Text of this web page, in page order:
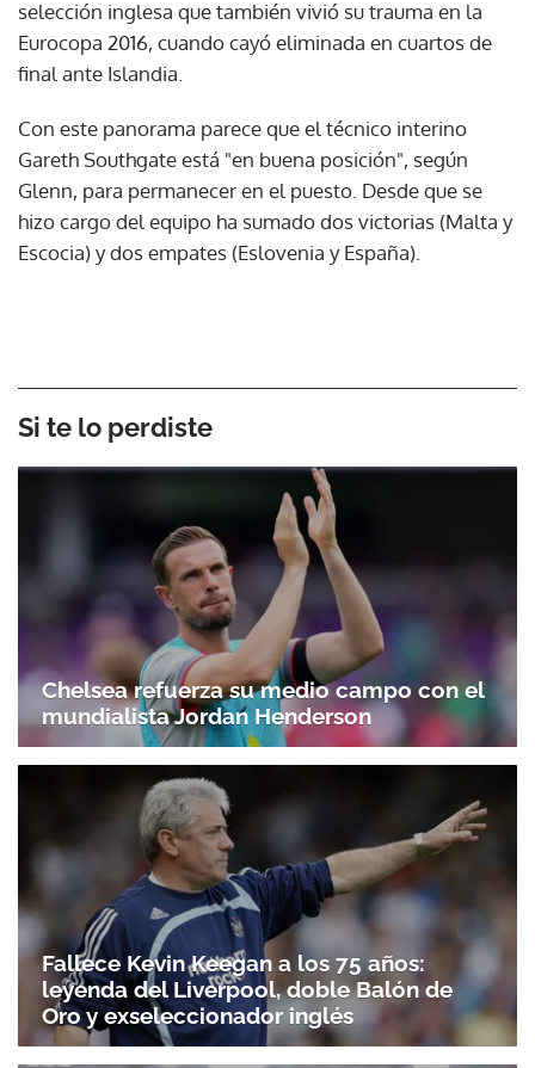
selección inglesa que también vivió su trauma en la
Eurocopa 2016, cuando cayó eliminada en cuartos de
final ante Islandia.
Con este panorama parece que el técnico interino
Gareth Southgate está "en buena posición", según
Glenn, para permanecer en el puesto. Desde que se
hizo cargo del equipo ha sumado dos victorias (Malta y
Escocia) y dos empates (Eslovenia y España).
Si te lo perdiste
Chelsea refuerza su medio campo con el
mundialista Jordan Henderson
Fallece Kevin Keegan a los 75 años:
leyenda del Liverpool, doble Balón de
Oro y exseleccionador inglés